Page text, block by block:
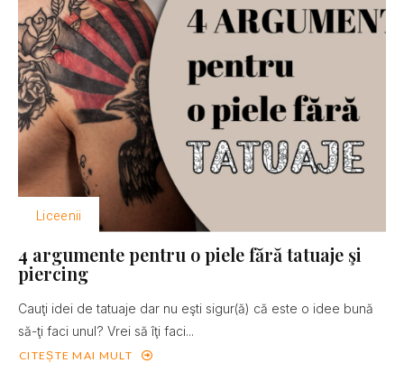
Liceenii
4 argumente pentru o piele fără tatuaje şi
piercing
Cauţi idei de tatuaje dar nu eşti sigur(ă) că este o idee bună
să-ţi faci unul? Vrei să îţi faci...
CITEȘTE MAI MULT